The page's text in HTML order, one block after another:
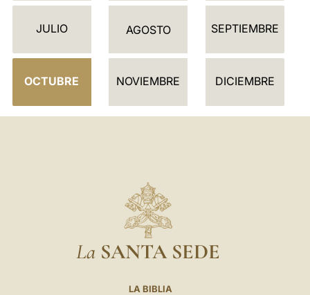
D
R
JULIO AGOSTO SEPTIEMBRE
OCTUBRE NOVIEMBRE DICIEMBRE
La SANTA SEDE
LA BIBLIA